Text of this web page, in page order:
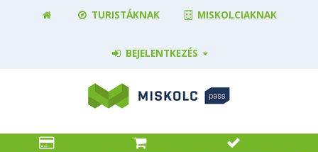
TURISTÁKNAK MISKOLCIAKNAK
BEJELENTKEZÉS